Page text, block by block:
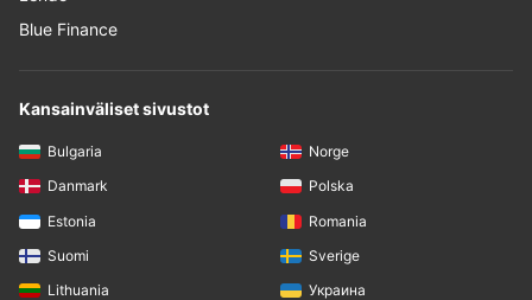
Blue Finance
Kansainväliset sivustot
Bulgaria
Danmark
Estonia
Suomi
Lithuania
Norge
Polska
Romania
Sverige
Украина